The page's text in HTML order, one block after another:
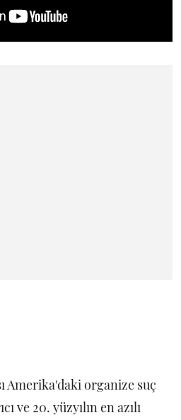
Amerika'daki organize suç
ve 20. yüzyılın en azılı